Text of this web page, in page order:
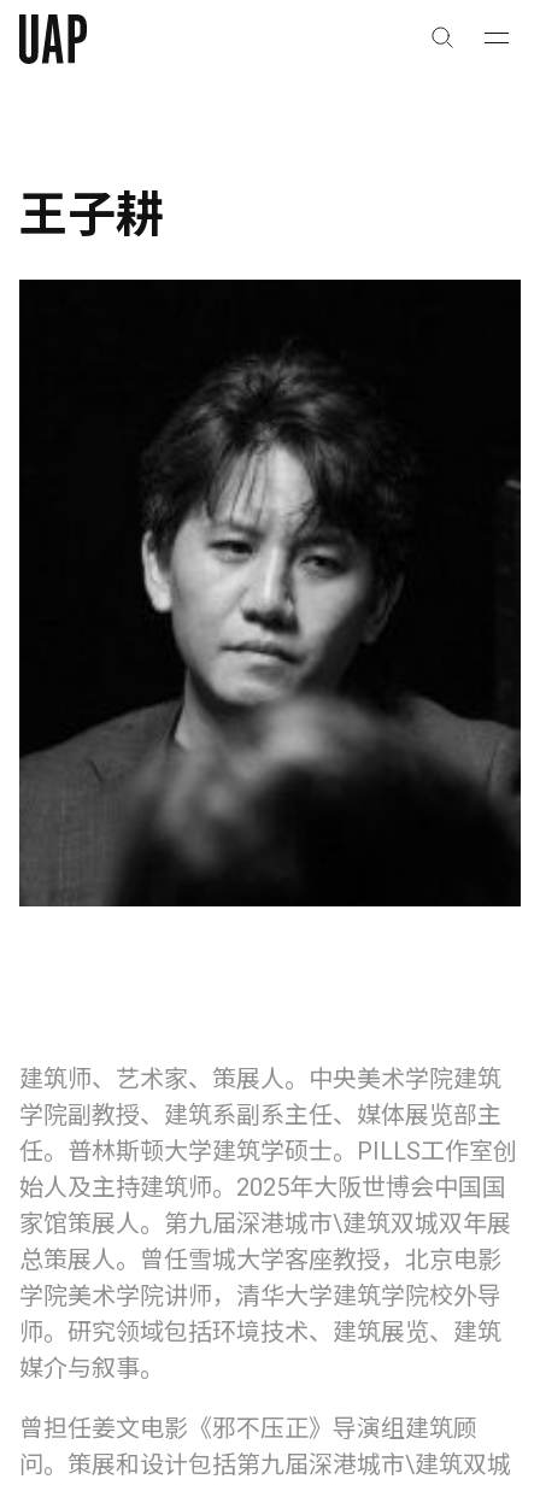
团队与文化
王子耕
建筑师、艺术家、策展人。中央美术学院建筑
学院副教授、建筑系副系主任、媒体展览部主
任。普林斯顿大学建筑学硕士。PILLS工作室创
始人及主持建筑师。2025年大阪世博会中国国
家馆策展人。第九届深港城市\建筑双城双年展
总策展人。曾任雪城大学客座教授，北京电影
学院美术学院讲师，清华大学建筑学院校外导
师。研究领域包括环境技术、建筑展览、建筑
媒介与叙事。
曾担任姜文电影《邪不压正》导演组建筑顾
问。策展和设计包括第九届深港城市\建筑双城